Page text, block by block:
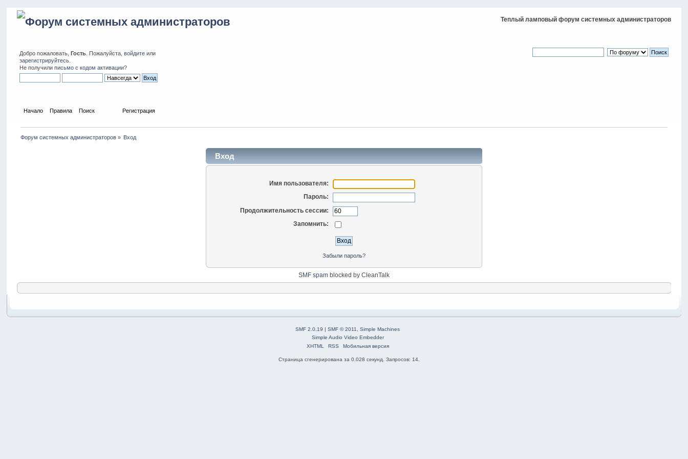
Теплый ламповый форум системных администраторов
Добро пожаловать,Гость . Пожалуйста,войдите или
зарегистрируйтесь
Не получилиписьмо с кодом активации?
Начало Правила Поиск Регистрация
Форум системных администраторов» Вход
Вход
Имя пользователя:
Пароль:
Продолжительность сессии:
Запомнить:
Забыли пароль?
SMF spamblocked by CleanTalk
SMF 2.0.19 |SMF © 2011,Simple Machines
Simple Audio Video Embedder
XHTML
RSS Мобильная версия
Страница сгенерирована за 0.028 секунд. Запросов: 14.